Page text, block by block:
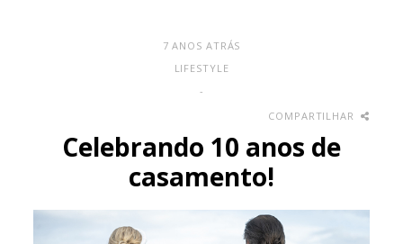
7 ANOS ATRÁS
LIFESTYLE
-
COMPARTILHAR
Celebrando 10 anos de
casamento!